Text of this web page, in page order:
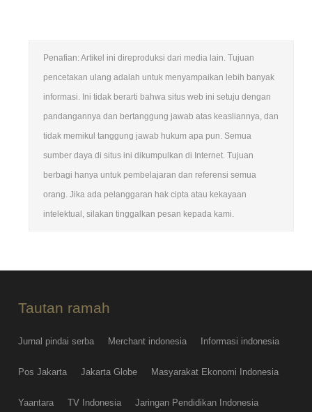
Penafian: Artikel ini direproduksi dari media lain. Tujuan
pencetakan ulang adalah untuk menyampaikan lebih banyak
informasi. Ini tidak berarti bahwa situs web ini setuju dengan
pandangannya dan bertanggung jawab atas keasliannya, dan
tidak memikul tanggung jawab hukum apa pun. Semua
sumber daya di situs ini dikumpulkan di Internet. Tujuan
berbagi hanya untuk pembelajaran dan referensi semua
orang. Jika ada pelanggaran hak cipta atau kekayaan
intelektual, silakan tinggalkan pesan kepada kami.
Tautan ramah
Jurnal pindai serba Merchant indonesia Informasi indonesia
Pos Jakarta Jakarta Globe Masyarakat Ekonomi Indonesia
Yaantara TV Indonesia Jaringan Pendidikan Indonesia